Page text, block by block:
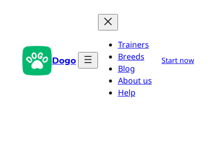
Dogo
Trainers
Breeds
Blog
About us
Help
Start now